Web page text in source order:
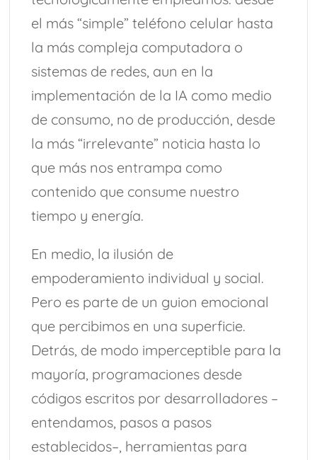
el más “simple” teléfono celular hasta
la más compleja computadora o
sistemas de redes, aun en la
implementación de la IA como medio
de consumo, no de producción, desde
la más “irrelevante” noticia hasta lo
que más nos entrampa como
contenido que consume nuestro
tiempo y energía.
En medio, la ilusión de
empoderamiento individual y social.
Pero es parte de un guion emocional
que percibimos en una superficie.
Detrás, de modo imperceptible para la
mayoría, programaciones desde
códigos escritos por desarrolladores –
entendamos, pasos a pasos
establecidos–, herramientas para